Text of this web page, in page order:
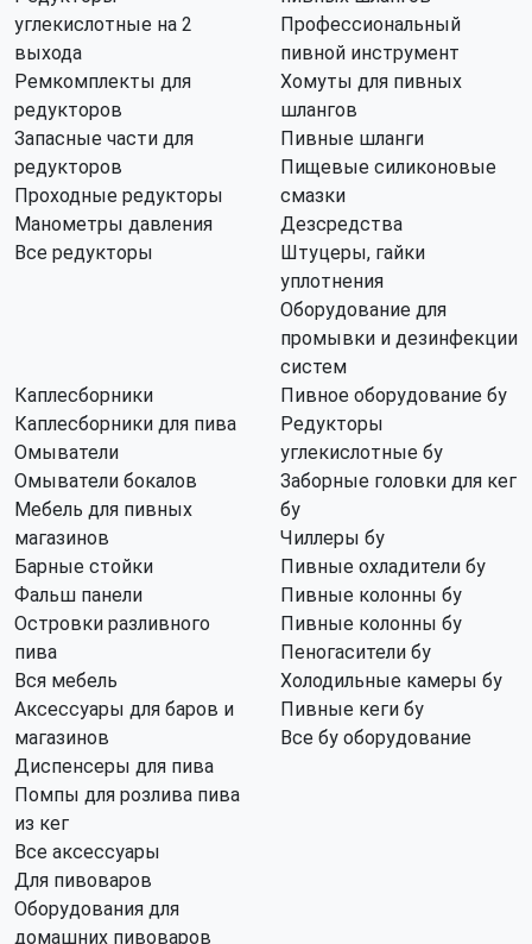
углекислотные на 2
выхода
Ремкомплекты для
редукторов
Запасные части для
редукторов
Проходные редукторы
Манометры давления
Все редукторы
Профессиональный
пивной инструмент
Хомуты для пивных
шлангов
Пивные шланги
Пищевые силиконовые
смазки
Дезсредства
Штуцеры, гайки
уплотнения
Оборудование для
промывки и дезинфекции
систем
Каплесборники
Каплесборники для пива
Омыватели
Омыватели бокалов
Мебель для пивных
магазинов
Барные стойки
Фальш панели
Островки разливного
пива
Вся мебель
Аксессуары для баров и
магазинов
Диспенсеры для пива
Помпы для розлива пива
из кег
Все аксессуары
Для пивоваров
Оборудования для
домашних пивоваров
Пивное оборудование бу
Редукторы
углекислотные бу
Заборные головки для кег
бу
Чиллеры бу
Пивные охладители бу
Пивные колонны бу
Пивные колонны бу
Пеногасители бу
Холодильные камеры бу
Пивные кеги бу
Все бу оборудование